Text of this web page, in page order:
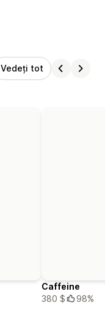
Vedeți tot
Caffeine
380 $
98%